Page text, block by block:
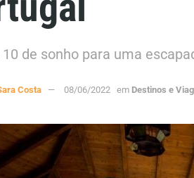
10 de sonho para uma
Costa 08/06/2022 em Destinos e